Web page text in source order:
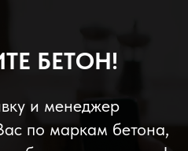
БЕТОН!
и менеджер
по маркам бетона,